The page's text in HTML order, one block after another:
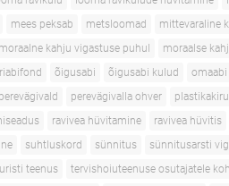
mees peksab metsloomad mittevaraline
moraalne kahju vigastuse puhul moraalse
õigusabi õigusabi kulud omaabi
perevägivald perevägivalla ohver
ravivea hüvitamine ravivea hüvitis
suhtluskord sünnitus sünnitusarsti
teenus
tervishoiuteenuse osutajatele